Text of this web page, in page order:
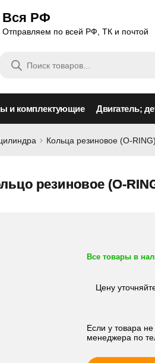
Вся РФ
Отправляем по всей РФ, ТК и почтой
товаров
и комплектующие Двигатель;
Кольца резиновое (O-RING)
резиновое (O-
Все товары в
Цену
Если у товара
менеджера по